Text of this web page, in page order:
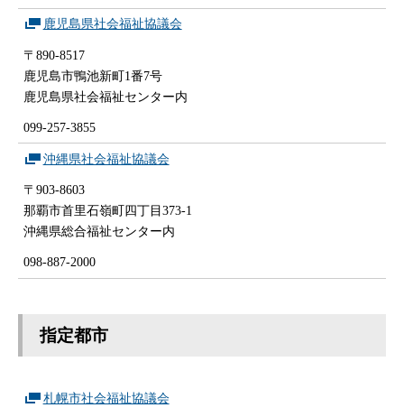
鹿児島県社会福祉協議会
〒890-8517
鹿児島市鴨池新町1番7号
鹿児島県社会福祉センター内
099-257-3855
沖縄県社会福祉協議会
〒903-8603
那覇市首里石嶺町四丁目373-1
沖縄県総合福祉センター内
098-887-2000
指定都市
札幌市社会福祉協議会